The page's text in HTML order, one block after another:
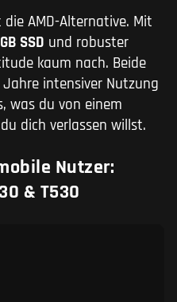
die AMD-Alternative. Mit
SSD und robuster
kaum nach. Beide
intensiver Nutzung
was du von einem
dich verlassen willst.
Nutzer:
& T530